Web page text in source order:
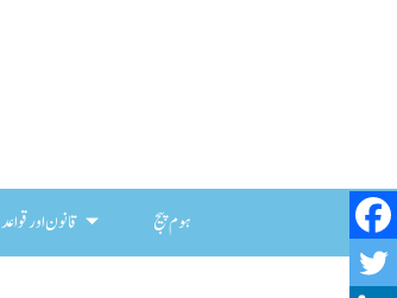
ہوم پیج قانون اور قواعد